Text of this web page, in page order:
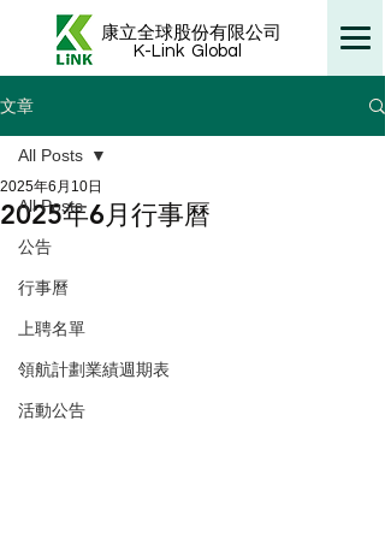
康立全球股份有限公司
K-Link Global
文章
All Posts
公告
行事曆
上聘名單
領航計劃業績週期表
活動公告
All Posts
2025年6月行事曆
2025年6月10日